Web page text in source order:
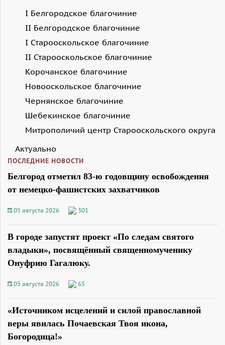
I Белгородское благочиние
II Белгородское благочиние
I Старооскольское благочиние
II Старооскольское благочиние
Корочанское благочиние
Новооскольское благочиние
Чернянское благочиние
Шебекинское благочиние
Митрополичий центр Старооскольского округа
Актуально
ПОСЛЕДНИЕ НОВОСТИ
Белгород отметил 83-ю годовщину освобождения
от немецко-фашистских захватчиков
05 августа 2026 301
В городе запустят проект «По следам святого
владыки», посвящённый священномученику
Онуфрию Гагалюку.
05 августа 2026 65
«Источником исцелений и силой православной
веры явилась Почаевская Твоя икона,
Богородица!»